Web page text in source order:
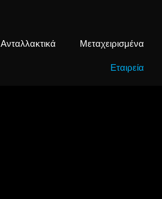
Ανταλλακτικά Mεταχειρισμένα
Εταιρεία